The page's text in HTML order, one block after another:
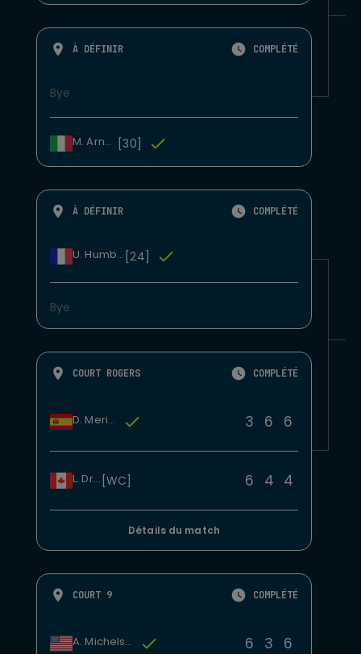
À DÉFINIR COMPLÉTÉ
Bye
M. Arnaldi [30]
À DÉFINIR COMPLÉTÉ
U. Humbert [24]
Bye
COURT ROGERS COMPLÉTÉ
D. Merida 3 6 6
L. Draxl [WC] 6 4 4
Détails du match
COURT 9 COMPLÉTÉ
A. Michelsen 6 3 6